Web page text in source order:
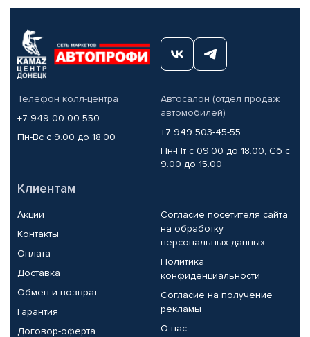
Телефон колл-центра
+7 949 00-00-550
Пн-Вс с 9.00 до 18.00
Автосалон (отдел продаж
автомобилей)
+7 949 503-45-55
Пн-Пт с 09.00 до 18.00, Сб с
9.00 до 15.00
Клиентам
Акции
Контакты
Оплата
Доставка
Обмен и возврат
Гарантия
Договор-оферта
Согласие посетителя сайта
на обработку
персональных данных
Политика
конфиденциальности
Согласие на получение
рекламы
О нас